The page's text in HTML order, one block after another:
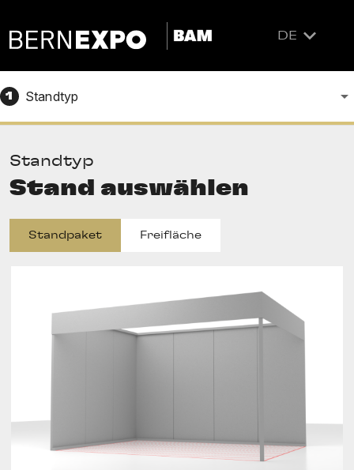
DE
1 Standtyp
Standtyp
Stand auswählen
Standpaket Freifläche